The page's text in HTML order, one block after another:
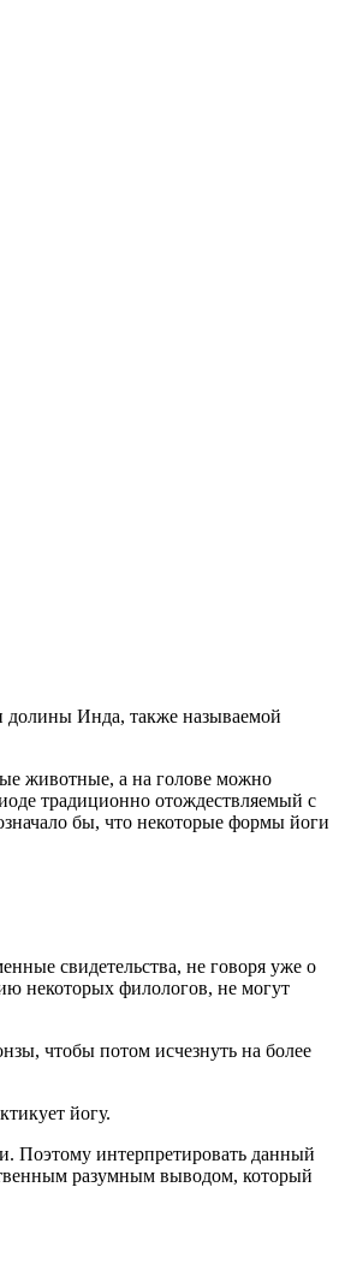
долины Инда, также называемой
животные, а на голове можно
традиционно отождествляемый с
бы, что некоторые формы йоги
свидетельства, не говоря уже о
некоторых филологов, не могут
чтобы потом исчезнуть на более
йогу.
Поэтому интерпретировать данный
разумным выводом, который